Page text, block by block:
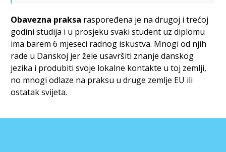
Obavezna praksa raspoređena je na drugoj i trećoj
godini studija i u prosjeku svaki student uz diplomu
ima barem 6 mjeseci radnog iskustva. Mnogi od njih
rade u Danskoj jer žele usavršiti znanje danskog
jezika i produbiti svoje lokalne kontakte u toj zemlji,
no mnogi odlaze na praksu u druge zemlje EU ili
ostatak svijeta.